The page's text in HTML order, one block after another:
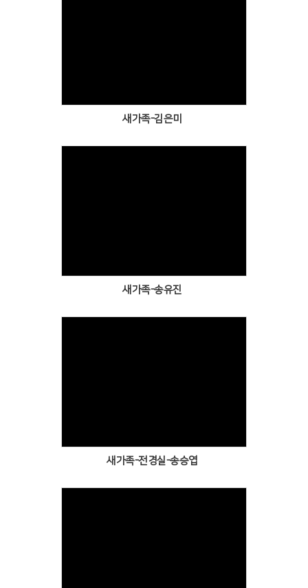
새가족-김은미
새가족-송유진
새가족-전경실-송승엽